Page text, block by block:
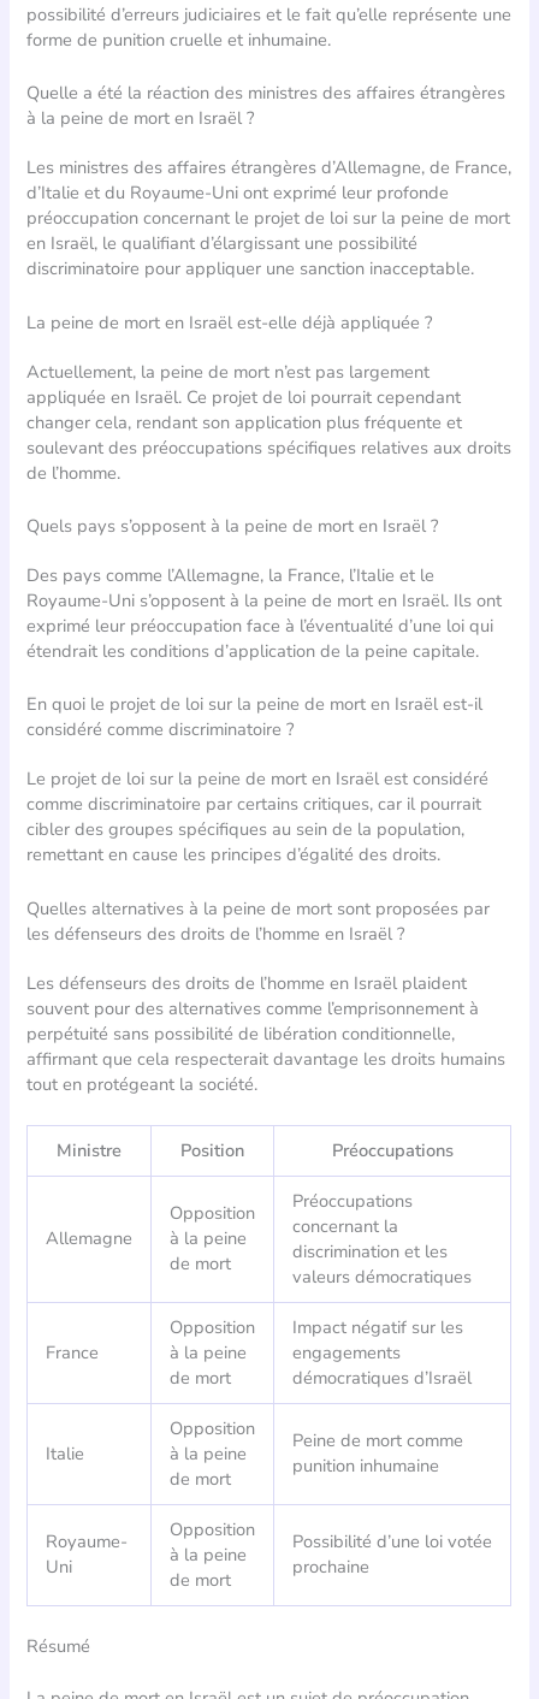
possibilité d’erreurs judiciaires et le fait qu’elle représente une
forme de punition cruelle et inhumaine.
Quelle a été la réaction des ministres des affaires étrangères
à la peine de mort en Israël ?
Les ministres des affaires étrangères d’Allemagne, de France,
d’Italie et du Royaume-Uni ont exprimé leur profonde
préoccupation concernant le projet de loi sur la peine de mort
en Israël, le qualifiant d’élargissant une possibilité
discriminatoire pour appliquer une sanction inacceptable.
La peine de mort en Israël est-elle déjà appliquée ?
Actuellement, la peine de mort n’est pas largement
appliquée en Israël. Ce projet de loi pourrait cependant
changer cela, rendant son application plus fréquente et
soulevant des préoccupations spécifiques relatives aux droits
de l’homme.
Quels pays s’opposent à la peine de mort en Israël ?
Des pays comme l’Allemagne, la France, l’Italie et le
Royaume-Uni s’opposent à la peine de mort en Israël. Ils ont
exprimé leur préoccupation face à l’éventualité d’une loi qui
étendrait les conditions d’application de la peine capitale.
En quoi le projet de loi sur la peine de mort en Israël est-il
considéré comme discriminatoire ?
Le projet de loi sur la peine de mort en Israël est considéré
comme discriminatoire par certains critiques, car il pourrait
cibler des groupes spécifiques au sein de la population,
remettant en cause les principes d’égalité des droits.
Quelles alternatives à la peine de mort sont proposées par
les défenseurs des droits de l’homme en Israël ?
Les défenseurs des droits de l’homme en Israël plaident
souvent pour des alternatives comme l’emprisonnement à
perpétuité sans possibilité de libération conditionnelle,
affirmant que cela respecterait davantage les droits humains
tout en protégeant la société.
Ministre Position Préoccupations
Allemagne
Opposition
à la peine
de mort
Préoccupations
concernant la
discrimination et les
valeurs démocratiques
France
Opposition
à la peine
de mort
Impact négatif sur les
engagements
démocratiques d’Israël
Italie
Opposition
à la peine
de mort
Peine de mort comme
punition inhumaine
Royaume-
Uni
Opposition
à la peine
de mort
Possibilité d’une loi votée
prochaine
Résumé